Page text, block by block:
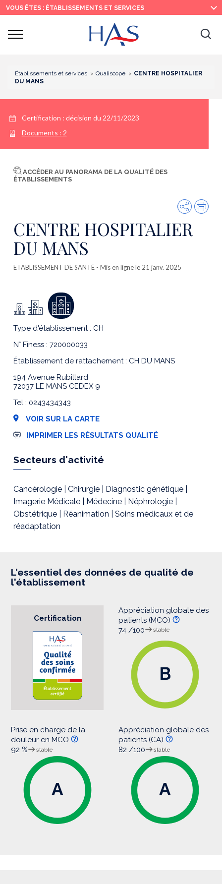
Recherche
Menu
principal
Contenu
principal
VOUS ÊTES : ÉTABLISSEMENTS ET SERVICES
Ouvrir
Établissements et services Qualiscope
CENTRE HOSPITALIER
DU MANS
Certification : décision du 22/11/2023
Documents : 2
ACCÉDER AU PANORAMA DE LA QUALITÉ DES
ÉTABLISSEMENTS
Partager
CENTRE HOSPITALIER
DU MANS
ETABLISSEMENT DE SANTÉ - Mis en ligne le 21 janv. 2025
Type d'établissement : CH
N° Finess : 720000033
Établissement de rattachement : CH DU MANS
194 Avenue Rubillard
72037 LE MANS CEDEX 9
Tel : 0243434343
VOIR SUR LA CARTE
I
e
s
i
o
n
IMPRIMER LES RÉSULTATS QUALITÉ
Secteurs d'activité
Cancérologie | Chirurgie | Diagnostic génétique |
Imagerie Médicale | Médecine | Néphrologie |
Obstétrique | Réanimation | Soins médicaux et de
réadaptation
L'essentiel des données de qualité de
l'établissement
Certification
Appréciation globale des
patients (MCO)
74 /100
stable
B
Prise en charge de la
douleur en MCO
92 %
stable
A
Appréciation globale des
patients (CA)
82 /100
stable
A